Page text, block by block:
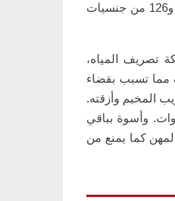
(44,8%) و687 لاجئاً فلسطينياً من سورية (3,7%)، و528 لبنانياً ( 2,9%)، و8790 لاجئاً سورياً (47%) و126 من جنسيات
تصريف المياه،
مما تسبب بقضاء
المخيم وأزقته.
وأسوة بباقي
كما يمنع من